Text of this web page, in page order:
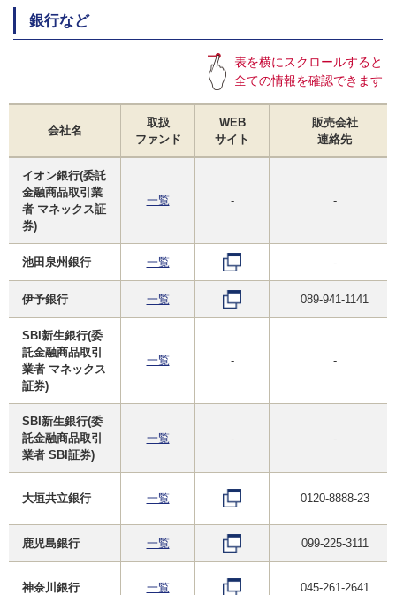
銀行など
表を横にスクロールすると
全ての情報を確認できます
会社名
取扱
ファンド
WEB
サイト
販売会社
連絡先
イオン銀行(委託
金融商品取引業
者 マネックス証
券)
一覧 - -
池田泉州銀行 一覧 -
伊予銀行 一覧 089-941-1141
SBI新生銀行(委
託金融商品取引
業者 マネックス
証券)
一覧 - -
SBI新生銀行(委
託金融商品取引
業者 SBI証券)
一覧 - -
大垣共立銀行 一覧 0120-8888-23
鹿児島銀行 一覧 099-225-3111
神奈川銀行 一覧 045-261-2641